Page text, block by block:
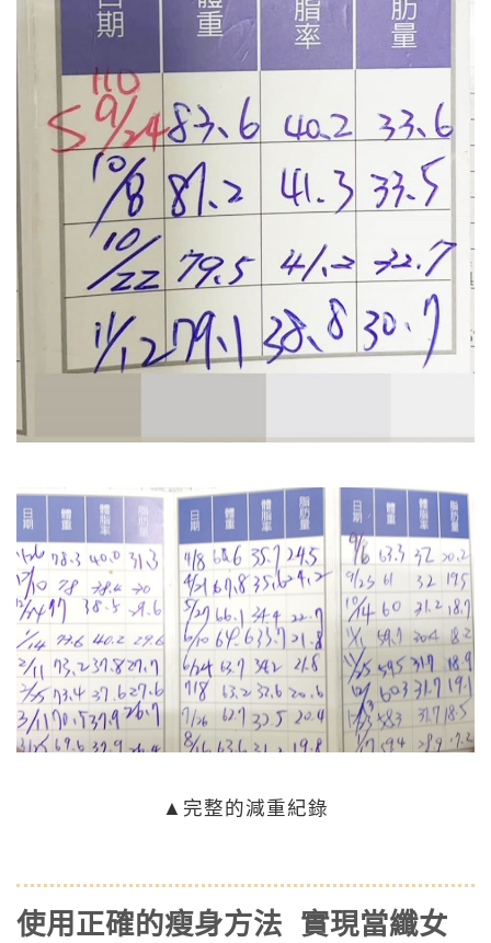
▲完整的減重紀錄
使用正確的瘦身方法 實現當纖女